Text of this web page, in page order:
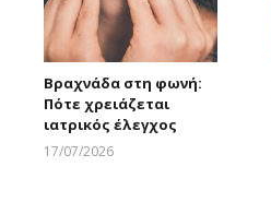
Βραχνάδα στη φωνή:
Πότε χρειάζεται
ιατρικός έλεγχος
17/07/2026